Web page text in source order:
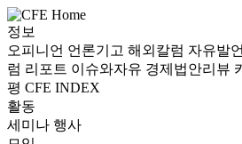
정보
오피니언 언론기고 해외칼럼 자유발
럼 리포트 이슈와자유 경제법안리뷰
평 CFE INDEX
활동
세미나 행사